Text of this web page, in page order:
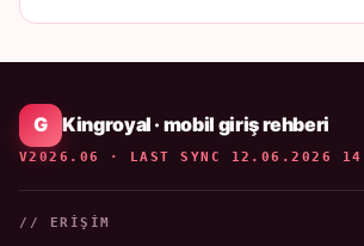
Kingroyal · mobil giriş rehberi
V2026.06 · LAST SYNC 12.06.2026
// ERIŞIM